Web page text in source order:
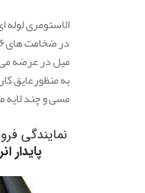
الاستومری لوله
میل در عرضه
به منظورعایق
مسی و چند لایه
نمایندگی
پایدار